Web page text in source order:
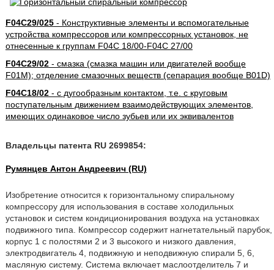
F04C29/025- Конструктивные элементы и вспомогательные
устройства компрессоров или компрессорных установок, не
отнесенные к группам F04C 18/00-F04C 27/00
F04C29/02- смазка (смазка машин или двигателей вообще
F01M); отделение смазочных веществ (сепарация вообще B01D)
F04C18/02- с дугообразным контактом, т.е. с круговым
поступательным движением взаимодействующих элементов,
имеющих одинаковое число зубьев или их эквивалентов
Владельцы патента RU 2699854:
Румянцев Антон Андреевич (RU)
Изобретение относится к горизонтальному спиральному
компрессору для использования в составе холодильных
установок и систем кондиционирования воздуха на установках
подвижного типа. Компрессор содержит нагнетательный парубок,
корпус 1 с полостями 2 и 3 высокого и низкого давления,
электродвигатель 4, подвижную и неподвижную спирали 5, 6,
масляную систему. Система включает маслоотделитель 7 и